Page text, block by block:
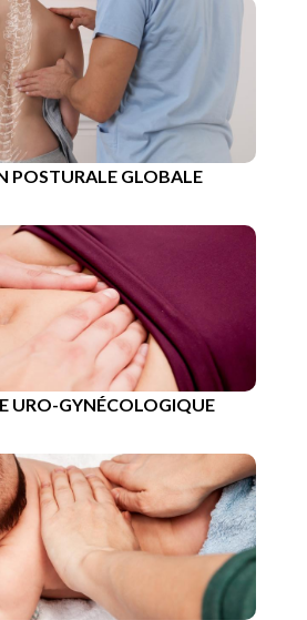
POSTURALE GLOBALE
URO-GYNÉCOLOGIQUE